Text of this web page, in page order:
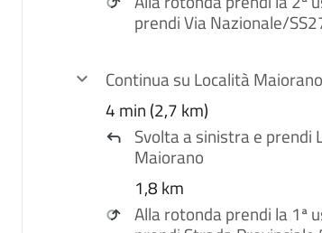
prendiVia Nazionale/
Continua su Località Maiorano
4 min (2,7 km)
Svolta asinistrae prendi
Maiorano
1,8 km
Alla rotonda prendi la 1ª